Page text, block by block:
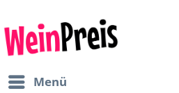
Menü